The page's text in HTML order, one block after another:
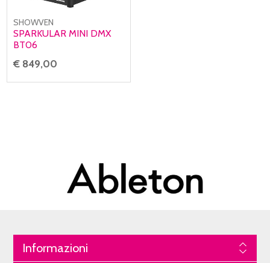
SHOWVEN
SPARKULAR MINI DMX
BT06
€ 849,00
Informazioni